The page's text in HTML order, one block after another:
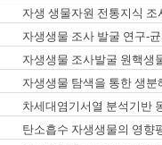
자생 생물자원 전통지식
자생생물 조사 발굴 연구-
자생생물 조사발굴 원핵생
자생생물 탐색을 통한 생
차세대염기서열 분석기반
탄소흡수 자생생물의 영향